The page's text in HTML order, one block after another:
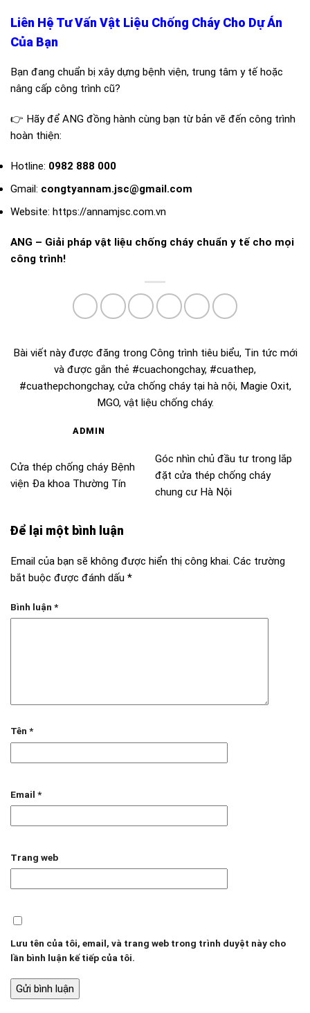
Liên Hệ Tư Vấn Vật Liệu Chống Cháy Cho Dự Án
Của Bạn
Bạn đang chuẩn bị xây dựng bệnh viện, trung tâm y tế hoặc
nâng cấp công trình cũ?
👉 Hãy để ANG đồng hành cùng bạn từ bản vẽ đến công trình
hoàn thiện:
Hotline: 0982 888 000
Gmail: congtyannam.jsc@gmail.com
Website: https://annamjsc.com.vn
ANG – Giải pháp vật liệu chống cháy chuẩn y tế cho mọi
công trình!
Bài viết này được đăng trong Công trình tiêu biểu, Tin tức mới
và được gắn thẻ #cuachongchay, #cuathep,
#cuathepchongchay, cửa chống cháy tại hà nội, Magie Oxit,
MGO, vật liệu chống cháy.
ADMIN
Cửa thép chống cháy Bệnh
viện Đa khoa Thường Tín
Góc nhìn chủ đầu tư trong lắp
đặt cửa thép chống cháy
chung cư Hà Nội
Để lại một bình luận
Email của bạn sẽ không được hiển thị công khai. Các trường
bắt buộc được đánh dấu *
Bình luận *
Tên *
Email *
Trang web
Lưu tên của tôi, email, và trang web trong trình duyệt này cho
lần bình luận kế tiếp của tôi.